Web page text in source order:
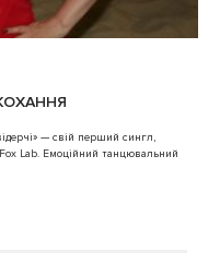
КОХАННЯ
— свій перший сингл,
Lab. Емоційний танцювальний